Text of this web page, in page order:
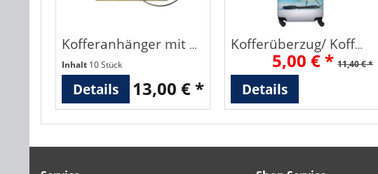
Kofferanhänger mit Metallschlinge
Inhalt 10 Stück
13,00 € *
Details
Kofferüberzug/ Kofferschutz
5,00 € * 11,40 € *
Details